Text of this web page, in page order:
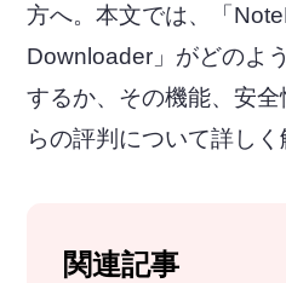
方へ。本文では、「
Downloader」がどのよ
するか、その機能、安
らの評判について詳しく
関連記事